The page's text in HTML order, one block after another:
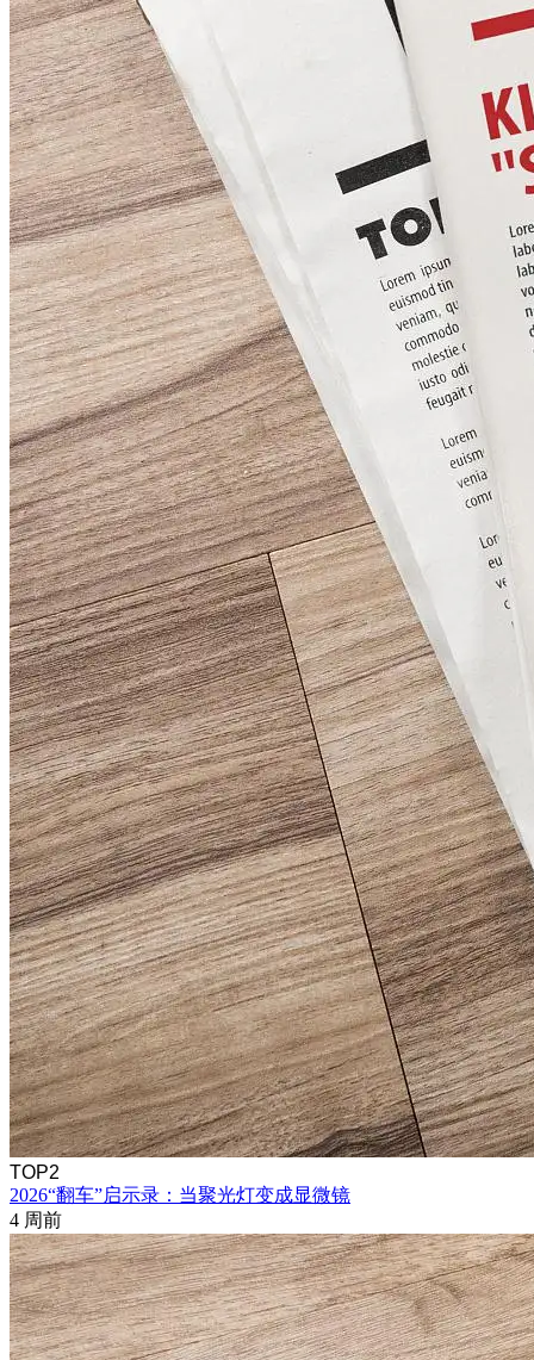
TOP2
2026“翻车”启示录：当聚光灯变成显微镜
4 周前